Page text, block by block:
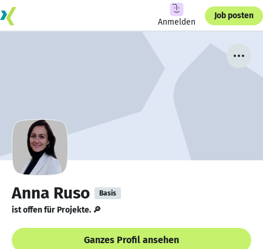
Anmelden
Job posten
Anna Ruso Basis
ist offen für Projekte. 🔎
Ganzes Profil ansehen